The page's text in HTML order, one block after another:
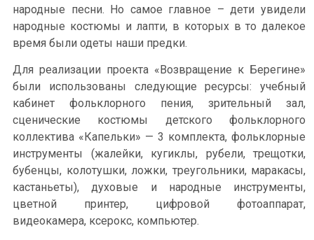
народные песни. Но самое главное – дети увидели
народные костюмы и лапти, в которых в то далекое
время были одеты наши предки.
Для реализации проекта «Возвращение к Берегине»
были использованы следующие ресурсы: учебный
кабинет фольклорного пения, зрительный зал,
сценические костюмы детского фольклорного
коллектива «Капельки» — 3 комплекта, фольклорные
инструменты (жалейки, кугиклы, рубели, трещотки,
бубенцы, колотушки, ложки, треугольники, маракасы,
кастаньеты), духовые и народные инструменты,
цветной принтер, цифровой фотоаппарат,
видеокамера, ксерокс, компьютер.